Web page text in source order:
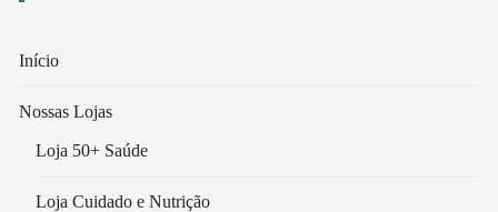
Início
Nossas Lojas
Loja 50+ Saúde
Loja Cuidado e Nutrição